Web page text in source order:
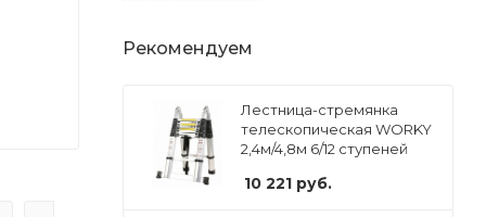
Рекомендуем
Лестница-стремянка
телескопическая WORKY
2,4м/4,8м 6/12 ступеней
10 221 руб.